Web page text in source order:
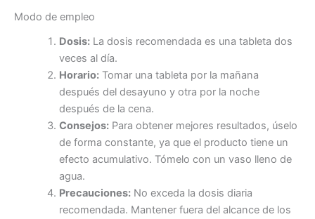
Modo de empleo
Dosis:La dosis recomendada es una tableta dos
veces al día.
Horario:Tomar una tableta por la mañana
después del desayuno y otra por la noche
después de la cena.
Consejos:Para obtener mejores resultados, úselo
de forma constante, ya que el producto tiene un
efecto acumulativo. Tómelo con un vaso lleno de
agua.
Precauciones:No exceda la dosis diaria
recomendada. Mantener fuera del alcance de los